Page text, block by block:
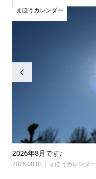

2026年8月です♪
2026.08.01 まほうカレンダー
まほうカレンダー